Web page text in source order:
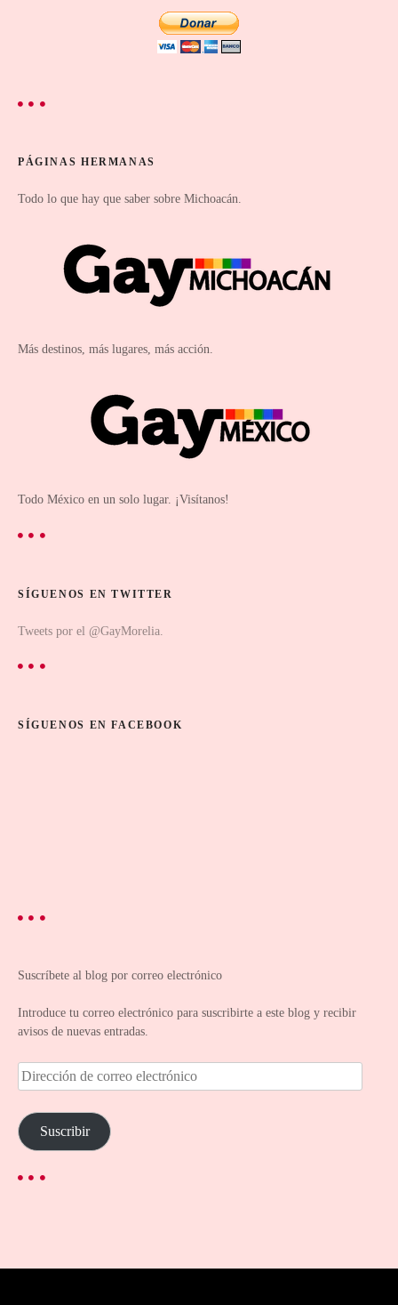
PÁGINAS HERMANAS
Todo lo que hay que saber sobre Michoacán.
Más destinos, más lugares, más acción.
Todo México en un solo lugar. ¡Visítanos!
SÍGUENOS EN TWITTER
Tweets por el @GayMorelia.
SÍGUENOS EN FACEBOOK
Suscríbete al blog por correo electrónico
Introduce tu correo electrónico para suscribirte a este blog y recibir
avisos de nuevas entradas.
D
i
e
c
i
Suscribir